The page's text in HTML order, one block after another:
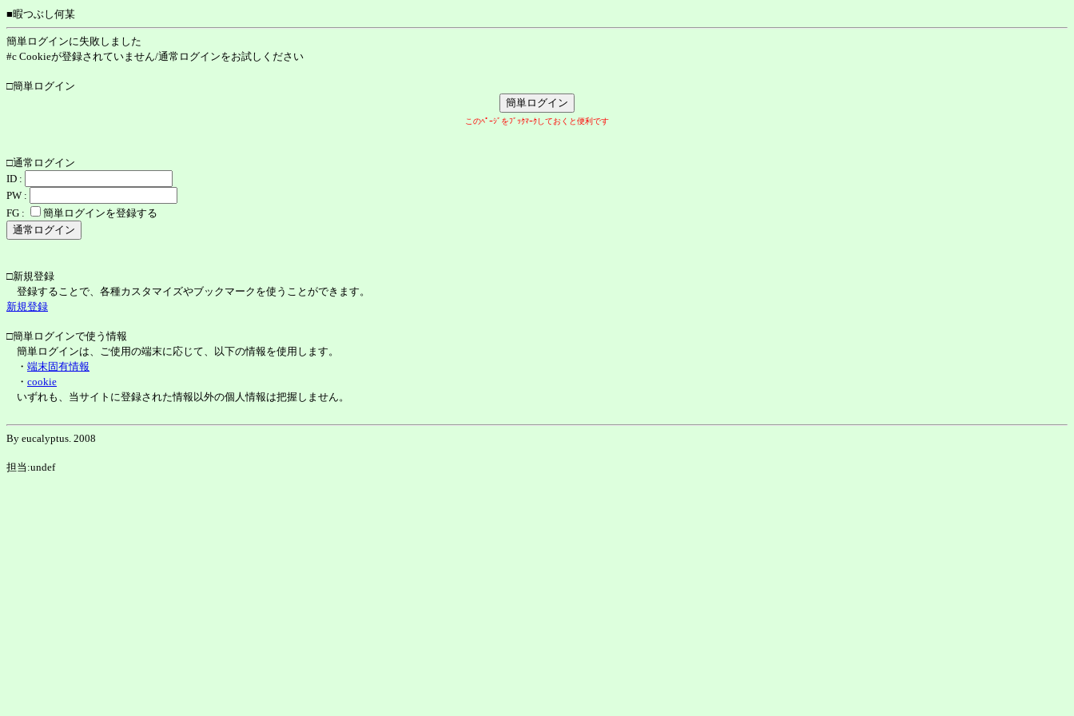
■暇つぶし何某
簡単ログインに失敗しました
#c Cookieが登録されていません/通常ログインをお試しください
□簡単ログイン
このﾍﾟｰｼﾞをﾌﾞｯｸﾏｰｸしておくと便利です
□通常ログイン
ID :
PW :
FG :
簡単ログインを登録する
□新規登録
登録することで、各種カスタマイズやブックマークを使うことができます。
新規登録
□簡単ログインで使う情報
簡単ログインは、ご使用の端末に応じて、以下の情報を使用します。
・ 端末固有情報
・ cookie
いずれも、当サイトに登録された情報以外の個人情報は把握しません。
By eucalyptus. 2008
担当:undef